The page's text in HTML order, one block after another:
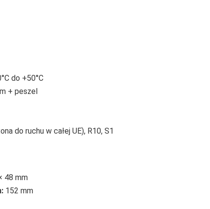
do +50°C
+ peszel
do ruchu w całej UE), R10, S1
48 mm
152 mm